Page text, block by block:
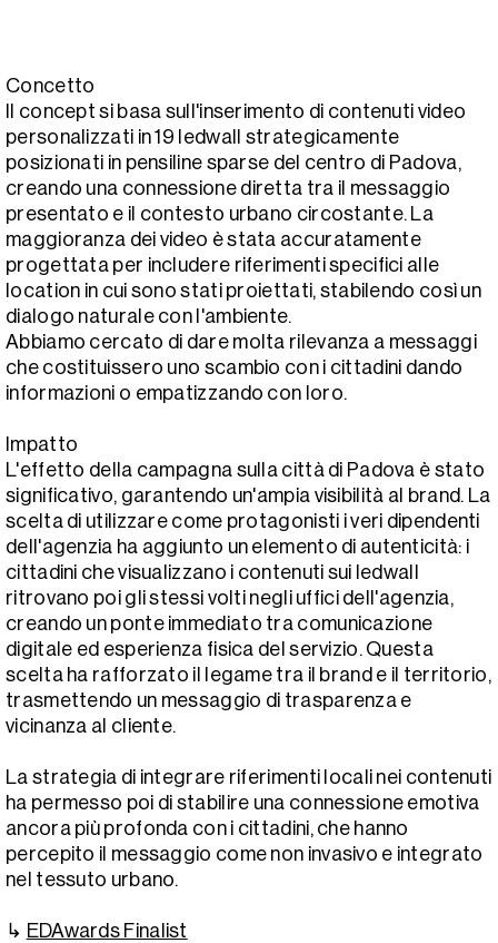
Concetto
Il concept si basa sull'inserimento di contenuti video
personalizzati in 19 ledwall strategicamente
posizionati in pensiline sparse del centro di Padova,
creando una connessione diretta tra il messaggio
presentato e il contesto urbano circostante. La
maggioranza dei video è stata accuratamente
progettata per includere riferimenti specifici alle
location in cui sono stati proiettati, stabilendo così un
dialogo naturale con l'ambiente.
Abbiamo cercato di dare molta rilevanza a messaggi
che costituissero uno scambio con i cittadini dando
informazioni o empatizzando con loro.
Impatto
L'effetto della campagna sulla città di Padova è stato
significativo, garantendo un'ampia visibilità al brand. La
scelta di utilizzare come protagonisti i veri dipendenti
dell'agenzia ha aggiunto un elemento di autenticità: i
cittadini che visualizzano i contenuti sui ledwall
ritrovano poi gli stessi volti negli uffici dell'agenzia,
creando un ponte immediato tra comunicazione
digitale ed esperienza fisica del servizio. Questa
scelta ha rafforzato il legame tra il brand e il territorio,
trasmettendo un messaggio di trasparenza e
vicinanza al cliente.
La strategia di integrare riferimenti locali nei contenuti
ha permesso poi di stabilire una connessione emotiva
ancora più profonda con i cittadini, che hanno
percepito il messaggio come non invasivo e integrato
nel tessuto urbano.
↳ EDAwards Finalist